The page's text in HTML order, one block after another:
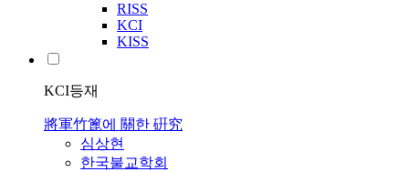
RISS
KCI
KISS
KCI등재
將軍竹篦에 關한 硏究
심상현
한국불교학회